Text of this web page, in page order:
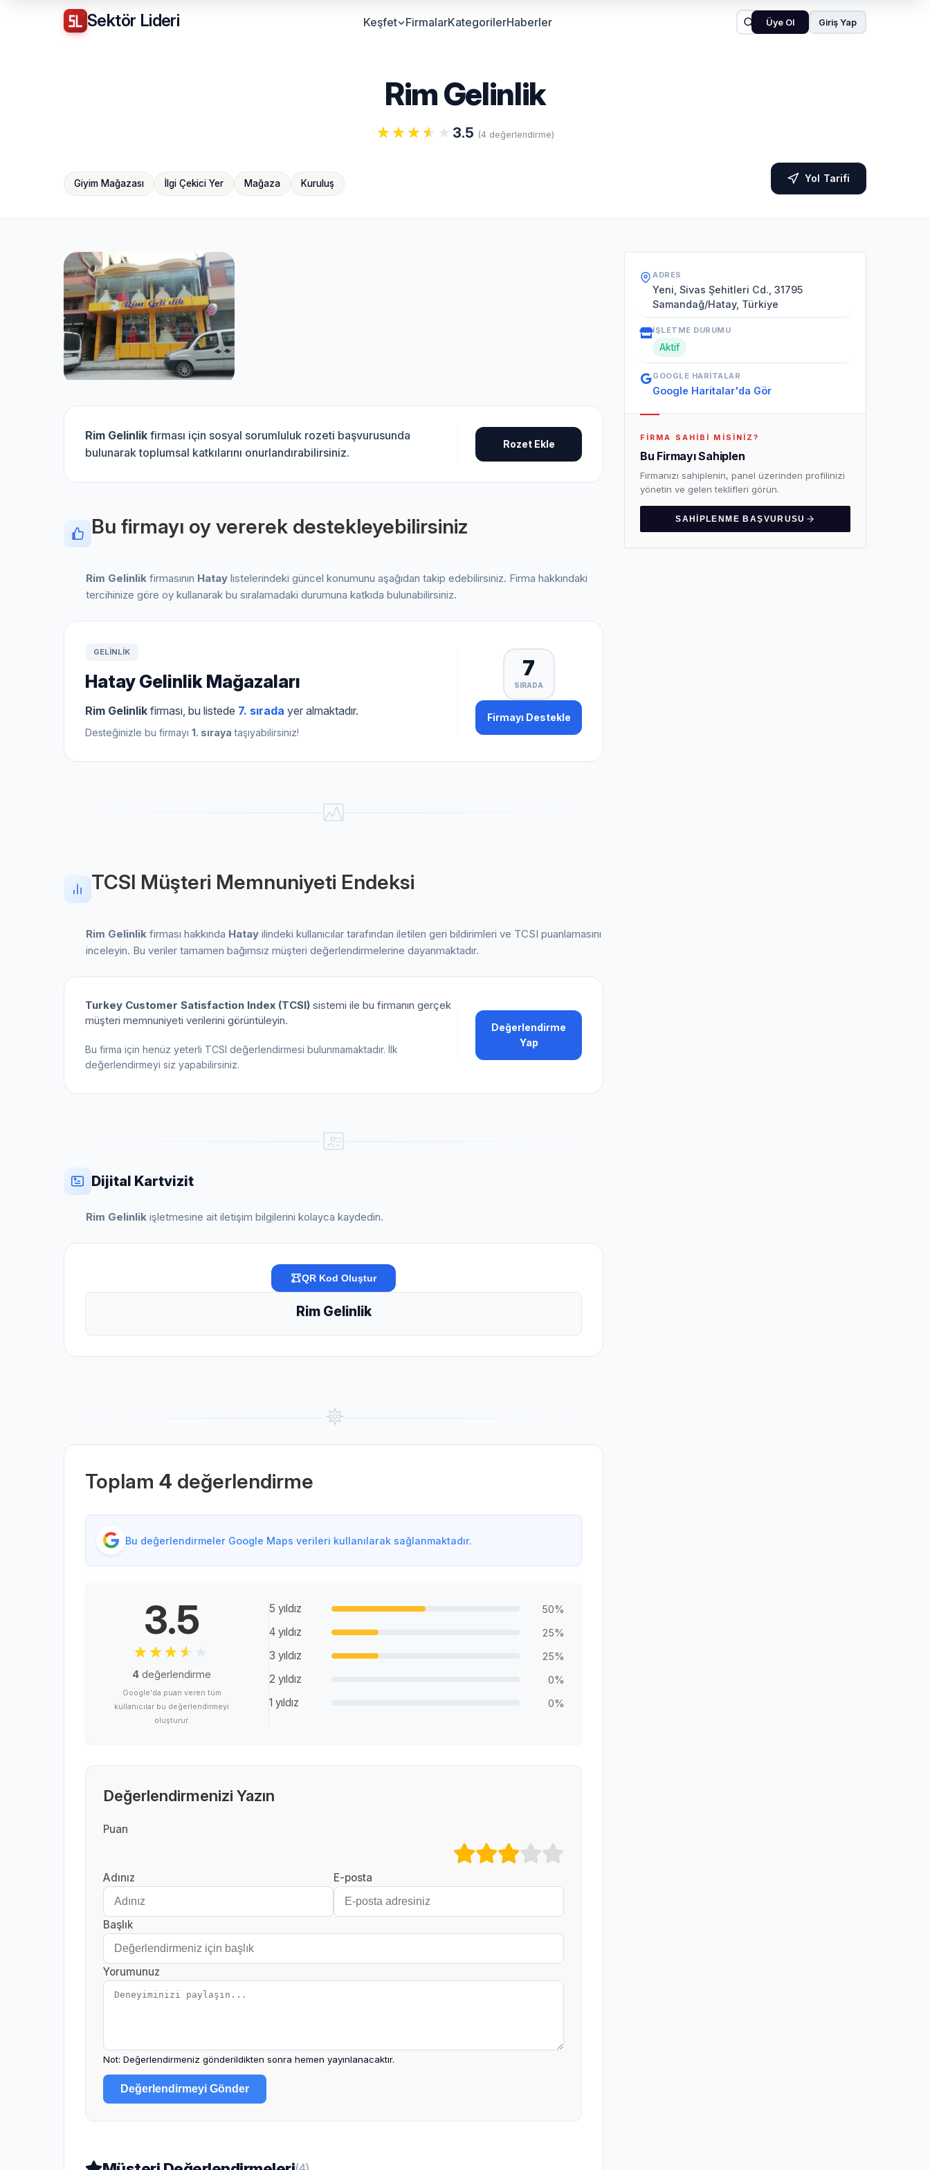
Sektör Lideri Keşfet FirmalarKategorilerHaberler Üye Ol Giriş Yap
Rim Gelinlik
3.5 (4 değerlendirme)
Giyim Mağazası İlgi Çekici Yer Mağaza Kuruluş Yol Tarifi
Rim Gelinlik firması için sosyal sorumluluk rozeti başvurusunda
bulunarak toplumsal katkılarını onurlandırabilirsiniz.
Rozet Ekle
Bu firmayı oy vererek destekleyebilirsiniz
Rim Gelinlik firmasının Hatay listelerindeki güncel konumunu aşağıdan takip edebilirsiniz. Firma hakkındaki
tercihinize göre oy kullanarak bu sıralamadaki durumuna katkıda bulunabilirsiniz.
GELINLIK
Hatay Gelinlik Mağazaları
Rim Gelinlik firması, bu listede 7. sırada yer almaktadır.
Desteğinizle bu firmayı 1. sıraya taşıyabilirsiniz!
7
SIRADA
Firmayı Destekle
TCSI Müşteri Memnuniyeti Endeksi
Rim Gelinlik firması hakkında Hatay ilindeki kullanıcılar tarafından iletilen geri bildirimleri ve TCSI puanlamasını
inceleyin. Bu veriler tamamen bağımsız müşteri değerlendirmelerine dayanmaktadır.
Turkey Customer Satisfaction Index (TCSI) sistemi ile bu firmanın gerçek
müşteri memnuniyeti verilerini görüntüleyin.
Bu firma için henüz yeterli TCSI değerlendirmesi bulunmamaktadır. İlk
değerlendirmeyi siz yapabilirsiniz.
Değerlendirme
Yap
Dijital Kartvizit
Rim Gelinlik işletmesine ait iletişim bilgilerini kolayca kaydedin.
QR Kod Oluştur
Rim Gelinlik
Toplam 4 değerlendirme
Bu değerlendirmeler Google Maps verileri kullanılarak sağlanmaktadır.
3.5
4 değerlendirme
Google'da puan veren tüm
kullanıcılar bu değerlendirmeyi
oluşturur.
5 yıldız 50%
4 yıldız 25%
3 yıldız 25%
2 yıldız 0%
1 yıldız 0%
Değerlendirmenizi Yazın
Puan
Adınız E-posta
Başlık
Yorumunuz
Not: Değerlendirmeniz gönderildikten sonra hemen yayınlanacaktır.
Değerlendirmeyi Gönder
ADRES
Yeni, Sivas Şehitleri Cd., 31795
Samandağ/Hatay, Türkiye
İŞLETME DURUMU
Aktif
GOOGLE HARITALAR
Google Haritalar'da Gör
FIRMA SAHIBI MISINIZ?
Bu Firmayı Sahiplen
Firmanızı sahiplenin, panel üzerinden profilinizi
yönetin ve gelen teklifleri görün.
SAHIPLENME BAŞVURUSU